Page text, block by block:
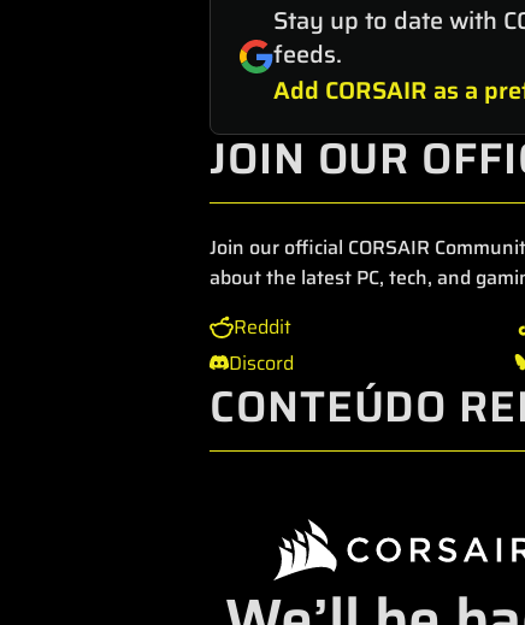
Stay up to date with
feeds.
Add CORSAIR as a
JOIN OUR
Join our official CORSAIR
about the latest PC, tech, and
Reddit
Discord
CONTEÚDO